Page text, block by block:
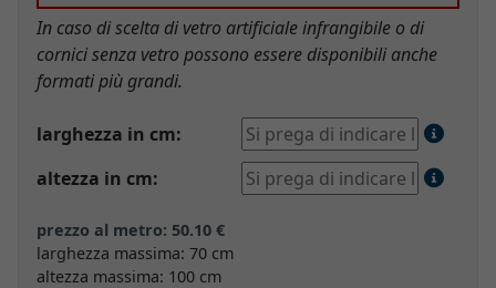
In caso di scelta di vetro artificiale infrangibile o di
cornici senza vetro possono essere disponibili anche
formati più grandi.
larghezza in cm:
altezza in cm:
prezzo al metro: 50.10 €
larghezza massima: 70 cm
altezza massima: 100 cm